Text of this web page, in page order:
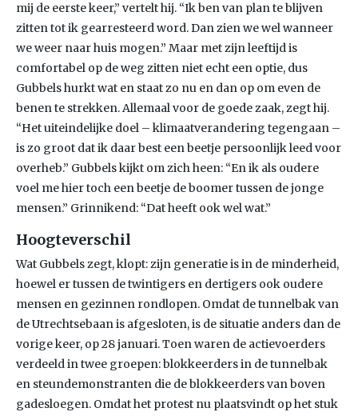
mij de eerste keer,” vertelt hij. “Ik ben van plan te blijven
zitten tot ik gearresteerd word. Dan zien we wel wanneer
we weer naar huis mogen.” Maar met zijn leeftijd is
comfortabel op de weg zitten niet echt een optie, dus
Gubbels hurkt wat en staat zo nu en dan op om even de
benen te strekken. Allemaal voor de goede zaak, zegt hij.
“Het uiteindelijke doel – klimaatverandering tegengaan –
is zo groot dat ik daar best een beetje persoonlijk leed voor
overheb.” Gubbels kijkt om zich heen: “En ik als oudere
voel me hier toch een beetje de boomer tussen de jonge
mensen.” Grinnikend: “Dat heeft ook wel wat.”
Hoogteverschil
Wat Gubbels zegt, klopt: zijn generatie is in de minderheid,
hoewel er tussen de twintigers en dertigers ook oudere
mensen en gezinnen rondlopen. Omdat de tunnelbak van
de Utrechtsebaan is afgesloten, is de situatie anders dan de
vorige keer, op 28 januari. Toen waren de actievoerders
verdeeld in twee groepen: blokkeerders in de tunnelbak
en steundemonstranten die de blokkeerders van boven
gadesloegen. Omdat het protest nu plaatsvindt op het stuk